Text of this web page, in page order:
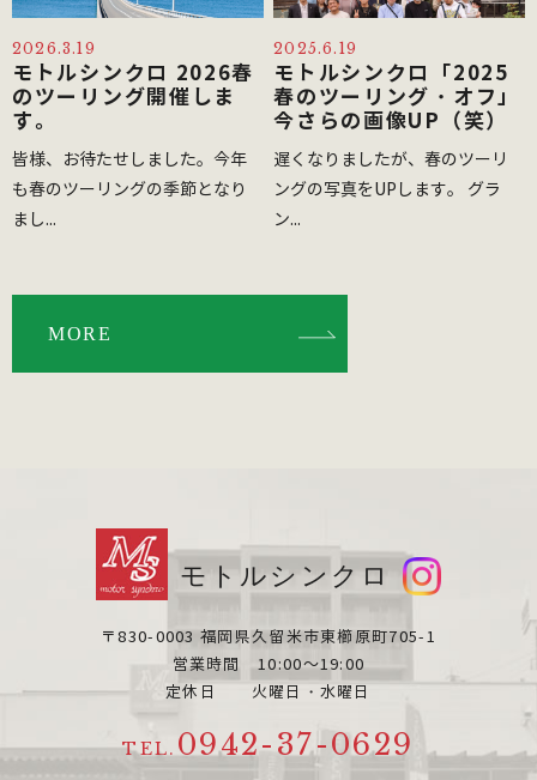
2026.3.19
モトルシンクロ 2026春
のツーリング開催しま
す。
皆様、お待たせしました。今年
も春のツーリングの季節となり
まし...
2025.6.19
モトルシンクロ「2025
春のツーリング・オフ」
今さらの画像UP（笑）
遅くなりましたが、春のツーリ
ングの写真をUPします。 グラ
ン...
MORE
モトルシンクロ
〒830-0003 福岡県久留米市東櫛原町705-1
営業時間 10:00～19:00
定休日 火曜日・水曜日
TEL. 0942-37-0629